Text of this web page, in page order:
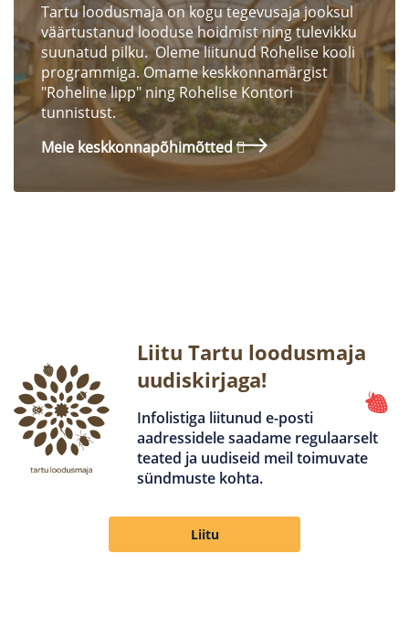
Tartu loodusmaja on kogu tegevusaja jooksul
väärtustanud looduse hoidmist ning tulevikku
suunatud pilku. Oleme liitunud Rohelise kooli
programmiga. Omame keskkonnamärgist
"Roheline lipp" ning Rohelise Kontori
tunnistust.
Meie keskkonnapõhimõtted
Liitu Tartu loodusmaja
uudiskirjaga!
Infolistiga liitunud e-posti
aadressidele saadame regulaarselt
teated ja uudiseid meil toimuvate
sündmuste kohta.
Liitu